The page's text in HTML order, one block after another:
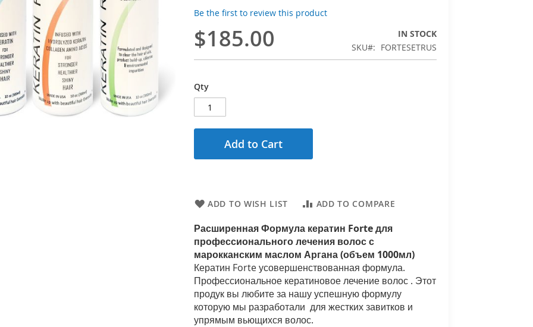
Be the first to review this product
$185.00
IN STOCK
SKU
FORTESETRUS
Qty
Add to Cart
ADD TO WISH LIST ADD TO COMPARE
Расширенная Формула кератин Forte для
профессионального лечения волос с
марокканским маслом Аргана (объем 1000мл)
Кератин Forteусовершенствованная формула.
Профессиональное кератиновоелечение волос . Этот
продук вы любитеза нашу успешнуюформулу
которую мы разработали для жесткихзавитков и
упрямым вьющихся волос.